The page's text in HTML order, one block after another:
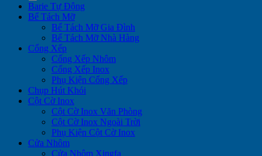
Barie Tự Động
Bể Tách Mỡ
Bể Tách Mỡ Gia Đình
Bể Tách Mỡ Nhà Hàng
Cổng Xếp
Cổng Xếp Nhôm
Cổng Xếp Inox
Phụ Kiện Cổng Xếp
Chụp Hút Khói
Cột Cờ Inox
Cột Cờ Inox Văn Phòng
Cột Cờ Inox Ngoài Trời
Phụ Kiện Cột Cờ Inox
Cửa Nhôm
Cửa Nhôm Xingfa